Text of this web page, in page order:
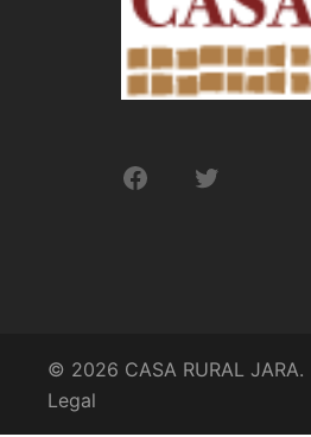
FacebookTwitter
© 2026 CASA RURAL JARA. |
Legal